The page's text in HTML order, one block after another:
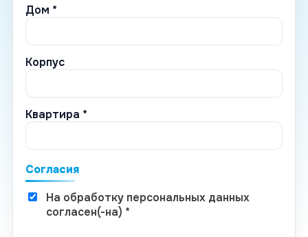
Дом *
Корпус
Квартира *
Согласия
На обработку персональных данных
согласен(-на) *